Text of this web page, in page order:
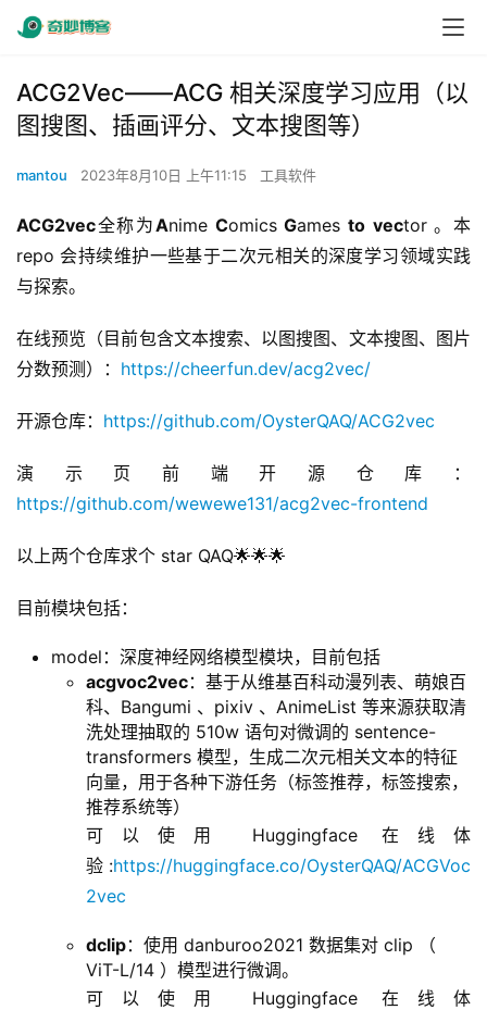
ACG2Vec——ACG 相关深度学习应用（以
图搜图、插画评分、文本搜图等）
mantou 2023年8月10日 上午11:15 工具软件
ACG2vec全称为Anime Comics Games to vector 。本
repo 会持续维护一些基于二次元相关的深度学习领域实践
与探索。
在线预览（目前包含文本搜索、以图搜图、文本搜图、图片
分数预测）： https://cheerfun.dev/acg2vec/
开源仓库： https://github.com/OysterQAQ/ACG2vec
演示页前端开源仓库：
https://github.com/wewewe131/acg2vec-frontend
以上两个仓库求个 star QAQ🌟🌟🌟
目前模块包括：
model：深度神经网络模型模块，目前包括
acgvoc2vec：基于从维基百科动漫列表、萌娘百
科、Bangumi 、pixiv 、AnimeList 等来源获取清
洗处理抽取的 510w 语句对微调的 sentence-
transformers 模型，生成二次元相关文本的特征
向量，用于各种下游任务（标签推荐，标签搜索，
推荐系统等）
可以使用 Huggingface 在线体
验:https://huggingface.co/OysterQAQ/ACGVoc
2vec
dclip：使用 danburoo2021 数据集对 clip （
ViT-L/14 ）模型进行微调。
可以使用 Huggingface 在线体